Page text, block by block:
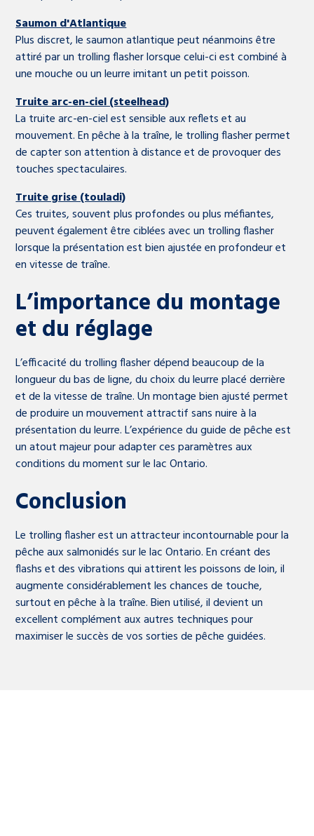
Saumon d'Atlantique
Plus discret, le saumon atlantique peut néanmoins être
attiré par un trolling flasher lorsque celui-ci est combiné à
une mouche ou un leurre imitant un petit poisson.
Truite arc-en-ciel (steelhead)
La truite arc-en-ciel est sensible aux reflets et au
mouvement. En pêche à la traîne, le trolling flasher permet
de capter son attention à distance et de provoquer des
touches spectaculaires.
Truite grise (touladi)
Ces truites, souvent plus profondes ou plus méfiantes,
peuvent également être ciblées avec un trolling flasher
lorsque la présentation est bien ajustée en profondeur et
en vitesse de traîne.
L’importance du montage
et du réglage
L’efficacité du trolling flasher dépend beaucoup de la
longueur du bas de ligne, du choix du leurre placé derrière
et de la vitesse de traîne. Un montage bien ajusté permet
de produire un mouvement attractif sans nuire à la
présentation du leurre. L’expérience du guide de pêche est
un atout majeur pour adapter ces paramètres aux
conditions du moment sur le lac Ontario.
Conclusion
Le trolling flasher est un attracteur incontournable pour la
pêche aux salmonidés sur le lac Ontario. En créant des
flashs et des vibrations qui attirent les poissons de loin, il
augmente considérablement les chances de touche,
surtout en pêche à la traîne. Bien utilisé, il devient un
excellent complément aux autres techniques pour
maximiser le succès de vos sorties de pêche guidées.